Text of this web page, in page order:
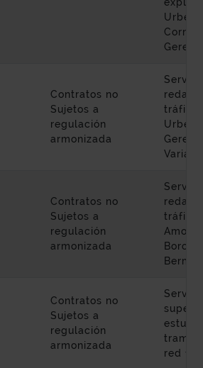
Contratos no
Sujetos a
regulación
armonizada
tráfico
Contratos no
Sujetos a
regulación
armonizada
tráfico
Contratos no
Sujetos a
regulación
armonizada
red